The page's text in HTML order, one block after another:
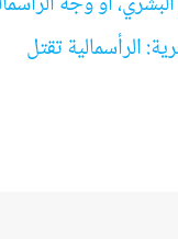
الرأسمالية تقتل